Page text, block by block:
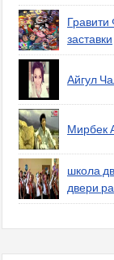
Гравити
заставки
Айгул
Мирбек
школа
двери